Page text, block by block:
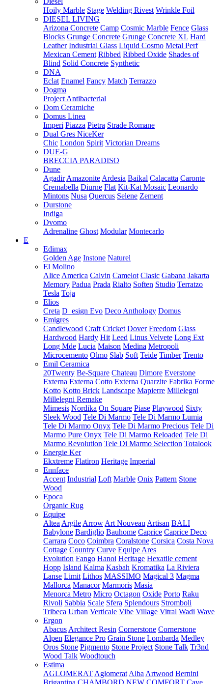
Hoily Marble Stage Welding Rivest Wrinkle Foil
DIESEL LIVING
Arizona Concrete Camp Cosmic Marble Fence Glass
Blocks Grunge Concrete Grunge Concrete XL Hard
Leather Industrial Glass Liquid Cosmo Metal Perf
Mexican Cement Ribbed Ribbed Oxide Shades of
Blind Solid Concrete Synthetic
DNA
Eclat Enamel Fancy Match Terrazzo
Dogma
Project Antibacterial
Dom Ceramiche
Domus Linea
Imperi Piazza Pietra Strade Romane
Dual Gres NiceKer
Chic London Spirit Victorian Dreams
DUE-G
BRECCIA PARADISO
Dune
Agadir Amazonite Ardesia Baikal Calacatta Caronte
Cremabella Diurne Flat Kit-Kat Mosaic Leonardo
Mintons Nusa Quercus Selene Zement
Durstone
Indiga
Dvomo
Adrenaline Ghost Modular Montecarlo
E
Edimax
Golden Age Instone Naturel
El Molino
Alice America Calvin Camelot Clasic Gabana Jakarta
Memory Padua Prada Rialto Soften Studio Terratzo
Tesla Toja
Elios
Creta D_esign Evo Deco Anthology Domus
Emigres
Candlewood Craft Cricket Dover Freedom Glass
Hardwood Hardy Hit Leed Linus Velvete Long Ext
Long Mde Lucia Maison Medina Metropoli
Microcemento Olmo Slab Soft Teide Timber Trento
Emil Ceramica
20Twenty Be-Square Chateau Dimore Everstone
Externa Externa Cotto Externa Quarzite Fabrika Forme
Kotto Kotto Brick Landscape Mapierre Millelegni
Millelegni Remake
Mimesis Nordika On Square Piase Playwood Sixty
Sleek Wood Tele Di Marmo Tele Di Marmo Lumia
Tele Di Marmo Onyx Tele Di Marmo Precious Tele Di
Marmo Pure Onyx Tele Di Marmo Reloaded Tele Di
Marmo Revolution Tele Di Marmo Selection Totalook
Energie Ker
Ekxtreme Flatiron Heritage Imperial
Ennface
Accent Industrial Loft Marble Onix Pattern Stone
Wood
Epoca
Organic Rug
Equipe
Altea Argile Arrow Art Nouveau Artisan BALI
Babylone Bardiglio Bauhome Caprice Caprice Deco
Carrara Coco Coimbra Coralstone Corsica Costa Nova
Cottage Country Curve Equipe Ares
Evolution Fango Hanoi Heritage Hexatile cement
Hopp Island Kalma Kasbah Kromatika La Riviera
Lanse Limit Lithos MASSIMO Magical 3 Magma
Mallorca Manacor Marmoris Masia
Menorca Metro Micro Octagon Oxide Porto Raku
Rivoli Sabbia Scale Sfera Splendours Stromboli
Tribeca Urban Verticale Vibe Village Vitral Wadi Wave
Ergon
Abacus Architect Resin Cornerstone Cornerstone
Alpen Elegance Pro Grain Stone Lombarda Medley
Oros Stone Pigmento Stone Project Stone Talk Tr3nd
Wood Talk Woodtouch
Estima
AGLOMERAT Aglomerat Alba Artwood Bernini